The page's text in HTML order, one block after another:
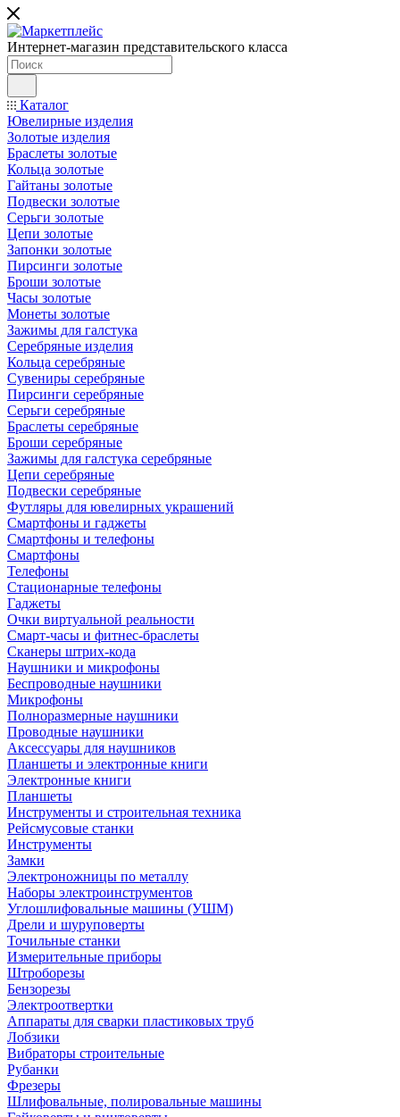
Интернет-магазин представительского класса
Каталог
Ювелирные изделия
Золотые изделия
Браслеты золотые
Кольца золотые
Гайтаны золотые
Подвески золотые
Серьги золотые
Цепи золотые
Запонки золотые
Пирсинги золотые
Броши золотые
Часы золотые
Монеты золотые
Зажимы для галстука
Серебряные изделия
Кольца серебряные
Сувениры серебряные
Пирсинги серебряные
Серьги серебряные
Браслеты серебряные
Броши серебряные
Зажимы для галстука серебряные
Цепи серебряные
Подвески серебряные
Футляры для ювелирных украшений
Смартфоны и гаджеты
Смартфоны и телефоны
Смартфоны
Телефоны
Стационарные телефоны
Гаджеты
Очки виртуальной реальности
Смарт-часы и фитнес-браслеты
Сканеры штрих-кода
Наушники и микрофоны
Беспроводные наушники
Микрофоны
Полноразмерные наушники
Проводные наушники
Аксессуары для наушников
Планшеты и электронные книги
Электронные книги
Планшеты
Инструменты и строительная техника
Рейсмусовые станки
Инструменты
Замки
Электроножницы по металлу
Наборы электроинструментов
Углошлифовальные машины (УШМ)
Дрели и шуруповерты
Точильные станки
Измерительные приборы
Штроборезы
Бензорезы
Электроотвертки
Аппараты для сварки пластиковых труб
Лобзики
Вибраторы строительные
Рубанки
Фрезеры
Шлифовальные, полировальные машины